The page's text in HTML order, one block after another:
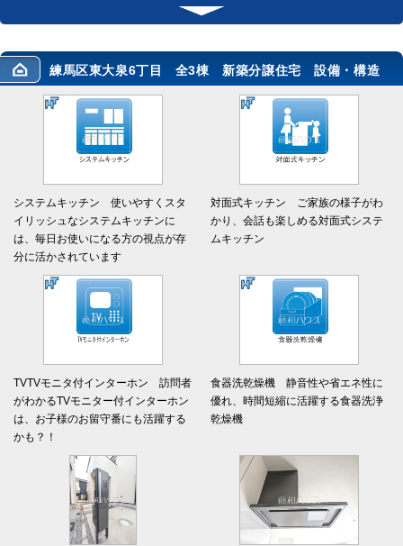
練馬区東大泉6丁目 全3棟 新築分譲住宅 設備・構造
システムキッチン 使いやすくスタ
イリッシュなシステムキッチンに
は、毎日お使いになる方の視点が存
分に活かされています
対面式キッチン ご家族の様子がわ
かり、会話も楽しめる対面式システ
ムキッチン
TVTVモニタ付インターホン 訪問者
がわかるTVモニター付インターホン
は、お子様のお留守番にも活躍する
かも？！
食器洗乾燥機 静音性や省エネ性に
優れ、時間短縮に活躍する食器洗浄
乾燥機